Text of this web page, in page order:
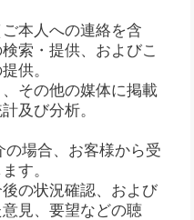
本人への連絡を含
索・提供、およびこ
供。
その他の媒体に掲載
及び分析。
の場合、お客様から受
す。
の状況確認、および
見、要望などの聴